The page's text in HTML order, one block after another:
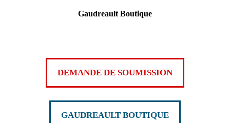
Gaudreault Boutique
DEMANDE DE SOUMISSION
GAUDREAULT BOUTIQUE